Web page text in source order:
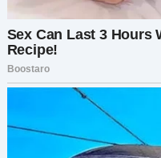
поняла одну вещь.
Речь о взаимном
чувствую, что ты
усилия.
Артём выглядел
— Это неправда. Я